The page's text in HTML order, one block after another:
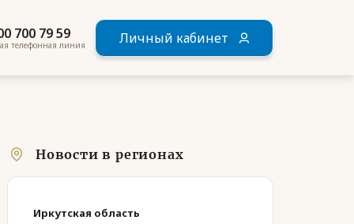
700 79 59
телефонная линия Личный кабинет
Новости в регионах
Иркутская область